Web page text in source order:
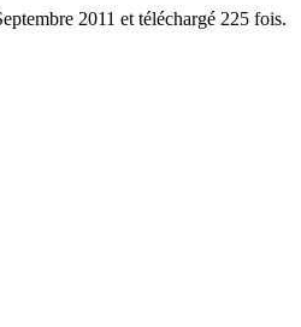
2011 et téléchargé 225 fois.